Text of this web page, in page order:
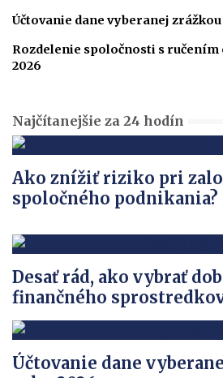
Účtovanie dane vyberanej zrážkou
Rozdelenie spoločnosti s
2026
Najčítanejšie za 24 hodín
Ako znížiť riziko pri
spoločného podnikania?
Desať rád, ako vybrať
finančného
Účtovanie dane